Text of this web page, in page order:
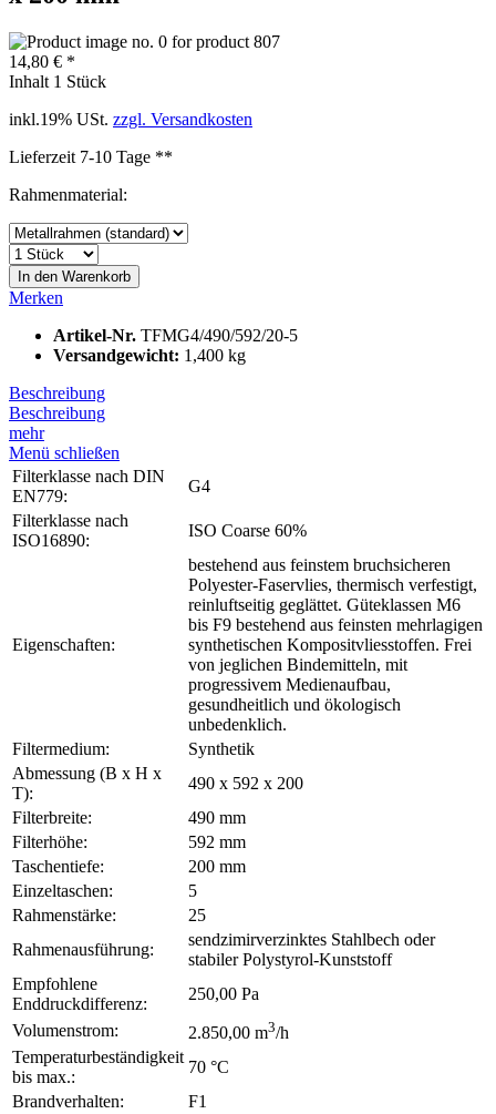
14,80 € *
Inhalt 1 Stück
inkl.19% USt. zzgl. Versandkosten
Lieferzeit 7-10 Tage **
Rahmenmaterial:
In den Warenkorb
Merken
Artikel-Nr. TFMG4/490/592/20-5
Versandgewicht: 1,400 kg
Beschreibung
Beschreibung
mehr
Menü schließen
Filterklasse nach DIN
EN779:
G4
Filterklasse nach
ISO16890:
ISO Coarse 60%
Eigenschaften:
bestehend aus feinstem bruchsicheren
Polyester-Faservlies, thermisch verfestigt,
reinluftseitig geglättet. Güteklassen M6
bis F9 bestehend aus feinsten mehrlagigen
synthetischen Kompositvliesstoffen. Frei
von jeglichen Bindemitteln, mit
progressivem Medienaufbau,
gesundheitlich und ökologisch
unbedenklich.
Filtermedium:
Synthetik
Abmessung (B x H x
T):
490 x 592 x 200
Filterbreite:
490 mm
Filterhöhe:
592 mm
Taschentiefe:
200 mm
Einzeltaschen:
5
Rahmenstärke:
25
Rahmenausführung:
sendzimirverzinktes Stahlbech oder
stabiler Polystyrol-Kunststoff
Empfohlene
Enddruckdifferenz:
250,00 Pa
Volumenstrom:
2.850,00 m3/h
Temperaturbeständigkeit
bis max.:
70 °C
Brandverhalten:
F1